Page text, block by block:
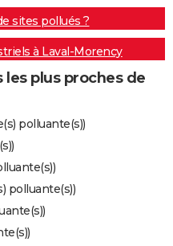
sites pollués ?
à Laval-Morency
plus proches de
polluante(s))
polluante(s))